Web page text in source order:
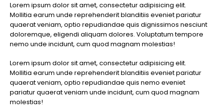
Lorem ipsum dolor sit amet, consectetur adipisicing elit.
Mollitia earum unde reprehenderit blanditiis eveniet pariatur
quaerat veniam, optio repudiandae quis dignissimos nesciunt
doloremque, eligendi aliquam dolores. Voluptatum tempore
nemo unde incidunt, cum quod magnam molestias!
Lorem ipsum dolor sit amet, consectetur adipisicing elit.
Mollitia earum unde reprehenderit blanditiis eveniet pariatur
quaerat veniam, optio repudiandae quis nemo eveniet
pariatur quaerat veniam unde incidunt, cum quod magnam
molestias!